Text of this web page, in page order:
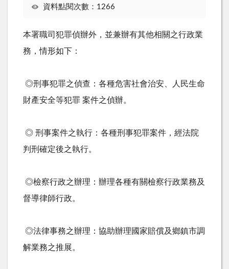
資料點閱次數：1266
本署職司犯罪偵辦外，並兼辦有其他相關之行政業
務，情形如下：
◎刑事犯罪之偵查：各種危害社會治安、人民生命
財產安全等犯罪 案件之偵辦。
◎ 刑事案件之執行：各種刑事犯罪案件，經法院
判刑確定後之執行。
◎檢察行政之辦理：辦理各種有關檢察行政業務及
督導律師行政。
◎法律事務之辦理：協助辦理國家賠償及鄉鎮市調
解業務之推展。